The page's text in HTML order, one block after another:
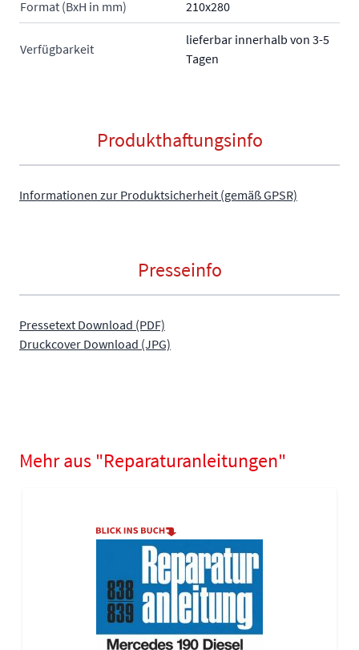
Format (BxH in mm) 210x280
Verfügbarkeit
lieferbar innerhalb von 3-5
Tagen
Produkthaftungsinfo
Informationen zur Produktsicherheit (gemäß GPSR)
Presseinfo
Pressetext Download (PDF)
Druckcover Download (JPG)
Mehr aus "Reparaturanleitungen"